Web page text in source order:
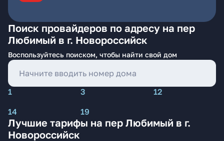
Поиск провайдеров по адресу на пер
Любимый в г. Новороссийск
Воспользуйтесь поиском, чтобы найти свой дом
1 3
12
14
19
Лучшие тарифы на пер Любимый в г.
Новороссийск